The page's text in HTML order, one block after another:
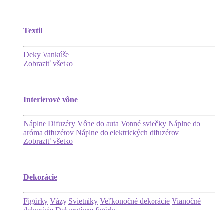
Textil
Deky Vankúše
Zobraziť všetko
Interiérové vône
Náplne Difuzéry Vône do auta Vonné sviečky Náplne do
aróma difuzérov Náplne do elektrických difuzérov
Zobraziť všetko
Dekorácie
Figúrky Vázy Svietniky Veľkonočné dekorácie Vianočné